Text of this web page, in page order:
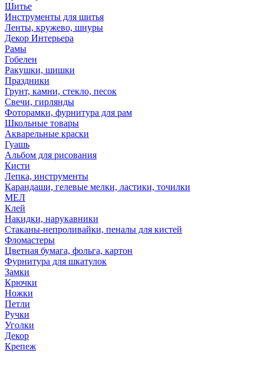
Шитье
Инструменты для шитья
Ленты, кружево, шнуры
Декор Интерьера
Рамы
Гобелен
Ракушки, шишки
Праздники
Грунт, камни, стекло, песок
Свечи, гирлянды
Фоторамки, фурнитура для рам
Школьные товары
Акварельные краски
Гуашь
Альбом для рисования
Кисти
Лепка, инструменты
Карандаши, гелевые мелки, ластики, точилки
МЕЛ
Клей
Накидки, нарукавники
Стаканы-непроливайки, пеналы для кистей
Фломастеры
Цветная бумага, фольга, картон
Фурнитура для шкатулок
Замки
Крючки
Ножки
Петли
Ручки
Уголки
Декор
Крепеж